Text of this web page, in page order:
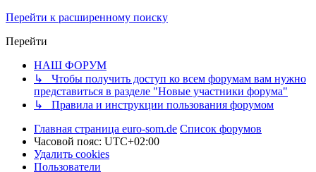
Перейти к расширенному поиску
Перейти
НАШ ФОРУМ
↳ Чтобы получить доступ ко всем форумам вам нужно
представиться в разделе "Новые участники форума"
↳ Правила и инструкции пользования форумом
Главная страница euro-som.de Список форумов
Часовой пояс: UTC+02:00
Удалить cookies
Пользователи